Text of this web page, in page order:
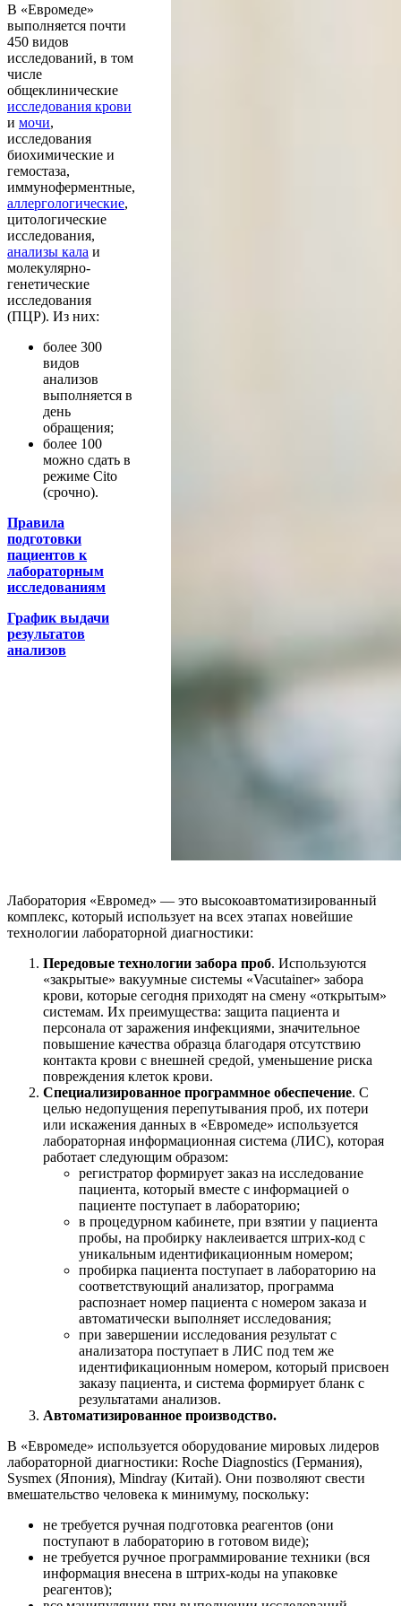
В «Евромеде»
выполняется почти
450 видов
исследований, в том
числе
общеклинические
исследования крови
и мочи,
исследования
биохимические и
гемостаза,
иммуноферментные,
аллергологические,
цитологические
исследования,
анализы кала и
молекулярно-
генетические
исследования
(ПЦР). Из них:
более 300
видов
анализов
выполняется в
день
обращения;
более 100
можно сдать в
режиме Cito
(срочно).
Правила
подготовки
пациентов к
лабораторным
исследованиям
График выдачи
результатов
анализов
Лаборатория «Евромед» — это высокоавтоматизированный
комплекс, который использует на всех этапах новейшие
технологии лабораторной диагностики:
Передовые технологии забора проб. Используются
«закрытые» вакуумные системы «Vacutainer» забора
крови, которые сегодня приходят на смену «открытым»
системам. Их преимущества: защита пациента и
персонала от заражения инфекциями, значительное
повышение качества образца благодаря отсутствию
контакта крови с внешней средой, уменьшение риска
повреждения клеток крови.
Специализированное программное обеспечение. С
целью недопущения перепутывания проб, их потери
или искажения данных в «Евромеде» используется
лабораторная информационная система (ЛИС), которая
работает следующим образом:
регистратор формирует заказ на исследование
пациента, который вместе с информацией о
пациенте поступает в лабораторию;
в процедурном кабинете, при взятии у пациента
пробы, на пробирку наклеивается штрих-код с
уникальным идентификационным номером;
пробирка пациента поступает в лабораторию на
соответствующий анализатор, программа
распознает номер пациента с номером заказа и
автоматически выполняет исследования;
при завершении исследования результат с
анализатора поступает в ЛИС под тем же
идентификационным номером, который присвоен
заказу пациента, и система формирует бланк с
результатами анализов.
Автоматизированное производство.
В «Евромеде» используется оборудование мировых лидеров
лабораторной диагностики: Roche Diagnostics (Германия),
Sysmex (Япония), Mindray (Китай). Они позволяют свести
вмешательство человека к минимуму, поскольку:
не требуется ручная подготовка реагентов (они
поступают в лабораторию в готовом виде);
не требуется ручное программирование техники (вся
информация внесена в штрих-коды на упаковке
реагентов);